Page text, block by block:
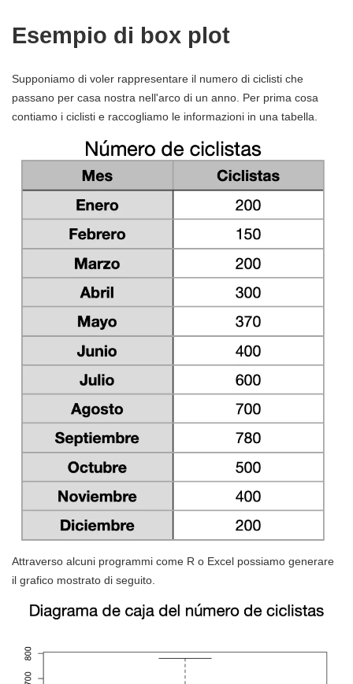
Esempio di box plot
Supponiamo di voler rappresentare il numero di ciclisti che
passano per casa nostra nell'arco di un anno. Per prima cosa
contiamo i ciclisti e raccogliamo le informazioni in una tabella.
Attraverso alcuni programmi come R o Excel possiamo generare
il grafico mostrato di seguito.